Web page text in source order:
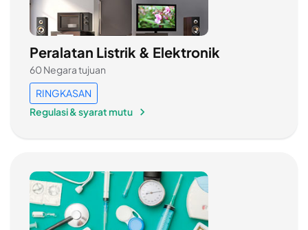
Peralatan Listrik & Elektronik
60 Negara tujuan
RINGKASAN
Regulasi & syarat mutu